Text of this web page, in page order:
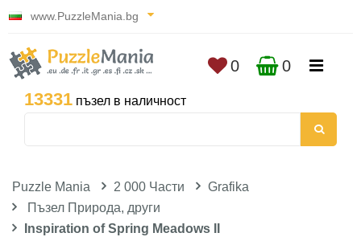
www.PuzzleMania.bg
13331 пъзел в наличност
0 0
Puzzle Mania 2 000 Части
Grafika
Пъзел Природа, други
Inspiration of Spring Meadows II